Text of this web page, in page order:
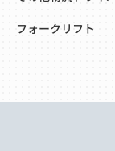
フォークリフト